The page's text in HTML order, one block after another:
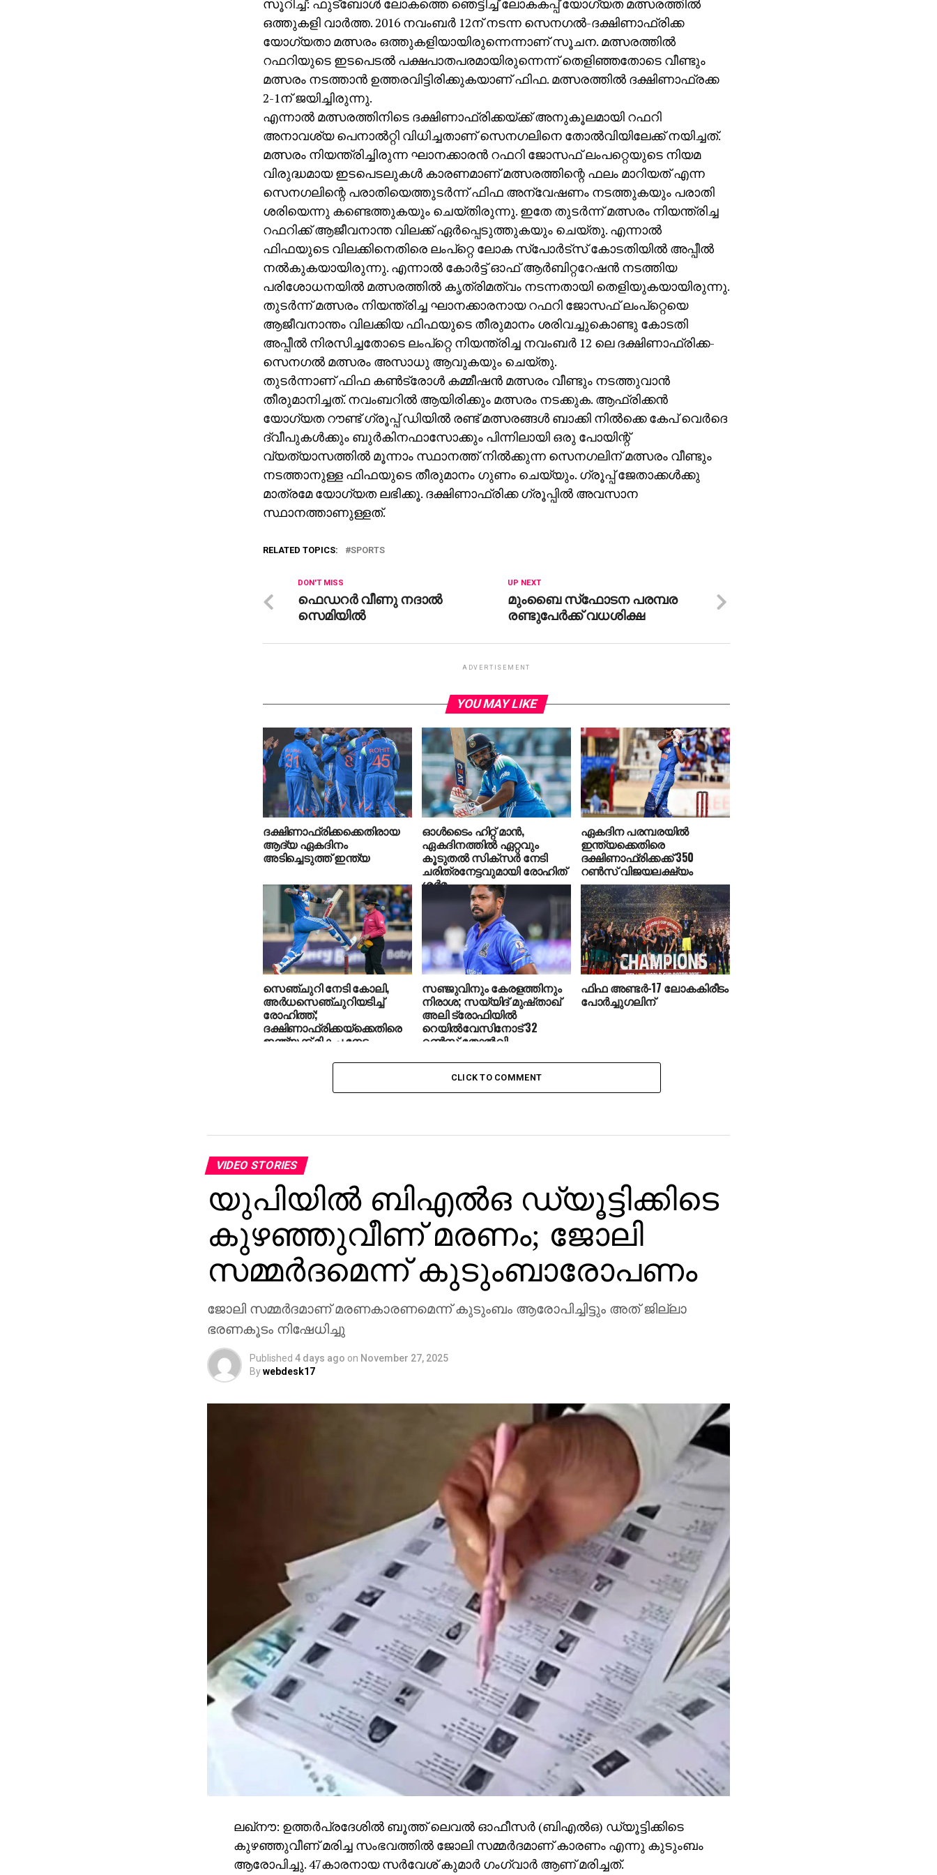
സൂറിച്ച്: ഫുട്‌ബോള്‍ ലോകത്തെ ഞെട്ടിച്ച് ലോകകപ്പ് യോഗ്യത മത്സരത്തില്‍
ഒത്തുകളി വാര്‍ത്ത. 2016 നവംബര്‍ 12ന് നടന്ന സെനഗല്‍-ദക്ഷിണാഫ്രിക്ക
യോഗ്യതാ മത്സരം ഒത്തുകളിയായിരുന്നെന്നാണ് സൂചന. മത്സരത്തില്‍
റഫറിയുടെ ഇടപെടല്‍ പക്ഷപാതപരമായിരുന്നെന്ന് തെളിഞ്ഞതോടെ വീണ്ടും
മത്സരം നടത്താന്‍ ഉത്തരവിട്ടിരിക്കുകയാണ് ഫിഫ. മത്സരത്തില്‍ ദക്ഷിണാഫ്രക്ക
2-1ന് ജയിച്ചിരുന്നു.
എന്നാല്‍ മത്സരത്തിനിടെ ദക്ഷിണാഫ്രിക്കയ്ക്ക് അനുകൂലമായി റഫറി
അനാവശ്യ പെനാല്‍റ്റി വിധിച്ചതാണ് സെനഗലിനെ തോല്‍വിയിലേക്ക് നയിച്ചത്.
മത്സരം നിയന്ത്രിച്ചിരുന്ന ഘാനക്കാരന്‍ റഫറി ജോസഫ് ലംപറ്റെയുടെ നിയമ
വിരുദ്ധമായ ഇടപെടലുകള്‍ കാരണമാണ് മത്സരത്തിന്റെ ഫലം മാറിയത് എന്ന
സെനഗലിന്റെ പരാതിയെത്തുടര്‍ന്ന് ഫിഫ അന്വേഷണം നടത്തുകയും പരാതി
ശരിയെന്നു കണ്ടെത്തുകയും ചെയ്തിരുന്നു. ഇതേ തുടര്‍ന്ന് മത്സരം നിയന്ത്രിച്ച
റഫറിക്ക് ആജീവനാന്ത വിലക്ക് ഏര്‍പ്പെടുത്തുകയും ചെയ്തു. എന്നാല്‍
ഫിഫയുടെ വിലക്കിനെതിരെ ലംപ്‌റ്റെ ലോക സ്‌പോര്‍ട്‌സ് കോടതിയില്‍ അപ്പീല്‍
നല്‍കുകയായിരുന്നു. എന്നാല്‍ കോര്‍ട്ട് ഓഫ് ആര്‍ബിറ്ററേഷന്‍ നടത്തിയ
പരിശോധനയില്‍ മത്സരത്തില്‍ കൃത്രിമത്വം നടന്നതായി തെളിയുകയായിരുന്നു.
തുടര്‍ന്ന് മത്സരം നിയന്ത്രിച്ച ഘാനക്കാരനായ റഫറി ജോസഫ് ലംപ്‌റ്റെയെ
ആജീവനാന്തം വിലക്കിയ ഫിഫയുടെ തീരുമാനം ശരിവച്ചുകൊണ്ടു കോടതി
അപ്പീല്‍ നിരസിച്ചതോടെ ലംപ്‌റ്റെ നിയന്ത്രിച്ച നവംബര്‍ 12 ലെ ദക്ഷിണാഫ്രിക്ക-
സെനഗല്‍ മത്സരം അസാധു ആവുകയും ചെയ്തു.
തുടര്‍ന്നാണ് ഫിഫ കണ്‍ട്രോള്‍ കമ്മീഷന്‍ മത്സരം വീണ്ടും നടത്തുവാന്‍
തീരുമാനിച്ചത്. നവംബറില്‍ ആയിരിക്കും മത്സരം നടക്കുക. ആഫ്രിക്കന്‍
യോഗ്യത റൗണ്ട് ഗ്രൂപ്പ് ഡിയില്‍ രണ്ട് മത്സരങ്ങള്‍ ബാക്കി നില്‍ക്കെ കേപ് വെര്‍ദെ
ദ്വീപുകള്‍ക്കും ബുര്‍കിനഫാസോക്കും പിന്നിലായി ഒരു പോയിന്റ്
വ്യത്യാസത്തില്‍ മൂന്നാം സ്ഥാനത്ത് നില്‍ക്കുന്ന സെനഗലിന് മത്സരം വീണ്ടും
നടത്താനുള്ള ഫിഫയുടെ തീരുമാനം ഗുണം ചെയ്യും. ഗ്രൂപ്പ് ജേതാക്കള്‍ക്കു
മാത്രമേ യോഗ്യത ലഭിക്കൂ. ദക്ഷിണാഫ്രിക്ക ഗ്രൂപ്പില്‍ അവസാന
സ്ഥാനത്താണുള്ളത്.
RELATED TOPICS: SPORTS
UP NEXT
മുംബൈ സ്‌ഫോടന പരമ്പര
രണ്ടുപേര്‍ക്ക് വധശിക്ഷ
DON'T MISS
ഫെഡറര്‍ വീണു നദാല്‍
സെമിയില്‍
ADVERTISEMENT
YOU MAY LIKE
ദക്ഷിണാഫ്രിക്കക്കെതിരായ
ആദ്യ ഏകദിനം
അടിച്ചെടുത്ത് ഇന്ത്യ
ഓള്‍ടൈം ഹിറ്റ് മാന്‍,
ഏകദിനത്തില്‍ ഏറ്റവും
കൂടുതല്‍ സിക്‌സര്‍ നേടി
ചരിത്രനേട്ടവുമായി രോഹിത്
ശര്‍മ
ഏകദിന പരമ്പരയില്‍
ഇന്ത്യക്കെതിരെ
ദക്ഷിണാഫ്രിക്കക്ക് 350
റണ്‍സ് വിജയലക്ഷ്യം
സെഞ്ചുറി നേടി കോലി,
അര്‍ധസെഞ്ചുറിയടിച്ച്
രോഹിത്ത്;
ദക്ഷിണാഫ്രിക്കയ്‌ക്കെതിരെ
ഇന്ത്യക്ക് മികച്ച നേട്ടം
സഞ്ജുവിനും കേരളത്തിനും
നിരാശ; സയ്യിദ് മുഷ്താഖ്
അലി ട്രോഫിയില്‍
റെയില്‍വേസിനോട് 32
റണ്‍സ് തോല്‍വി
ഫിഫ അണ്ടര്‍-17 ലോകകിരീടം
പോര്‍ച്ചുഗലിന്
CLICK TO COMMENT
VIDEO STORIES
യുപിയില്‍ ബിഎല്‍ഒ ഡ്യൂട്ടിക്കിടെ
കുഴഞ്ഞുവീണ് മരണം; ജോലി
സമ്മര്‍ദമെന്ന് കുടുംബാരോപണം
ജോലി സമ്മര്‍ദമാണ് മരണകാരണമെന്ന് കുടുംബം ആരോപിച്ചിട്ടും അത് ജില്ലാ
ഭരണകൂടം നിഷേധിച്ചു
Published 4 days ago on November 27, 2025
Bywebdesk17
ലഖ്‌നൗ: ഉത്തര്‍പ്രദേശില്‍ ബൂത്ത് ലെവല്‍ ഓഫീസര്‍ (ബിഎല്‍ഒ) ഡ്യൂട്ടിക്കിടെ
കുഴഞ്ഞുവീണ് മരിച്ച സംഭവത്തില്‍ ജോലി സമ്മര്‍ദമാണ് കാരണം എന്നു കുടുംബം
ആരോപിച്ചു. 47കാരനായ സര്‍വേശ് കുമാര്‍ ഗംഗ്വാര്‍ ആണ് മരിച്ചത്.